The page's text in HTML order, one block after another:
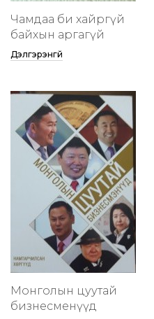
Чамдаа би хайргүй
байхын аргагүй
Дэлгэрэнгүй
Монголын цуутай
бизнесменүүд